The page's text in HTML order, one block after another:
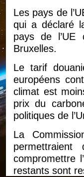
Les pays de
qui a déclaré
pays de l’UE
Bruxelles.
Le tarif
européens
climat est
prix du
politiques de
La
permettraient
compromettre
restants sont